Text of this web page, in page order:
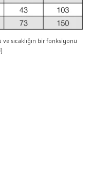
sıcaklığın bir fonksiyonu